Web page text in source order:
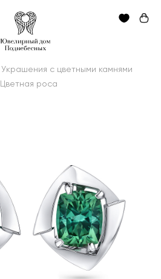
Украшения с цветными камнями
Цветная роса